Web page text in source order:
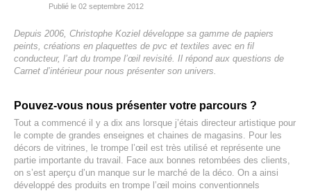
Publié le 02 septembre 2012
Depuis 2006, Christophe Koziel développe sa gamme de papiers
peints, créations en plaquettes de pvc et textiles avec en fil
conducteur, l’art du trompe l’œil revisité. Il répond aux questions de
Carnet d’intérieur pour nous présenter son univers.
Pouvez-vous nous présenter votre parcours ?
Tout a commencé il y a dix ans lorsque j’étais directeur artistique pour
le compte de grandes enseignes et chaines de magasins. Pour les
décors de vitrines, le trompe l’œil est très utilisé et représente une
partie importante du travail. Face aux bonnes retombées des clients,
on s’est aperçu d’un manque sur le marché de la déco. On a ainsi
développé des produits en trompe l’œil moins conventionnels